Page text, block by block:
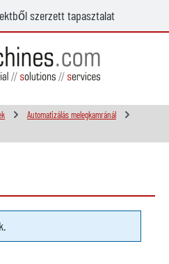
szerzett tapasztalat
Automatizálás melegkamránál